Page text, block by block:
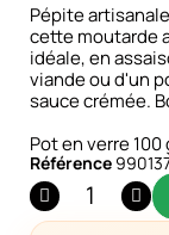
Pépite
cette moutarde
idéale, en
viande ou d'un
sauce crémée.
Pot en verre 100
Référence